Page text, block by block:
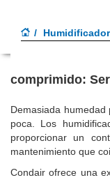
comprimido:
Demasiada
poca. Los
proporcionar un
mantenimiento que
Condair ofrece una